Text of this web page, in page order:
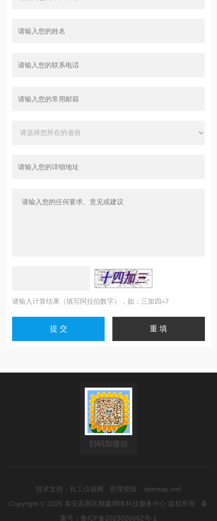
请输入计算结果（填写阿拉伯数字），如：三加四=7
扫码加微信
技术支持： 化工仪器网 管理登陆
sitemap.xml
Copyright © 2026 泰安高新区顺鑫网络科技服务中心 版权所有 备
案号：鲁ICP备2023026062号-1